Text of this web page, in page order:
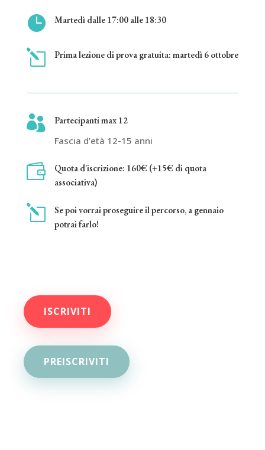
 Martedì dalle 17:00 alle 18:30
l Prima lezione di prova gratuita: martedì 6 ottobre
 Partecipanti max 12
Fascia d’età 12-15 anni

Quota d'iscrizione: 160€ (+15€ di quota
associativa)
l
Se poi vorrai proseguire il percorso, a gennaio
potrai farlo!
ISCRIVITI
PREISCRIVITI